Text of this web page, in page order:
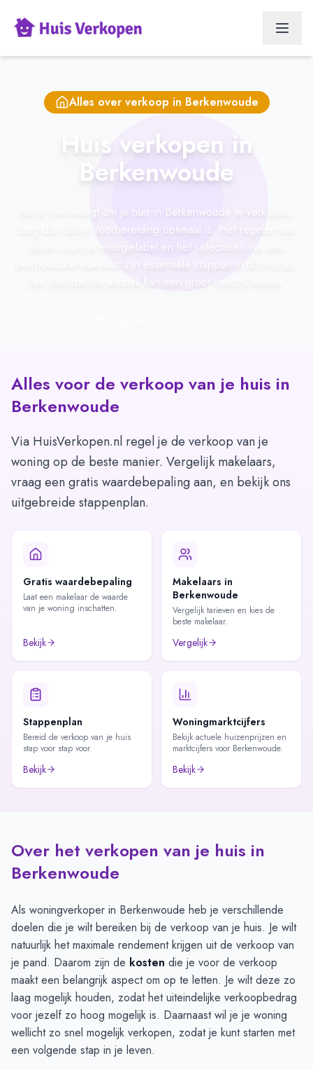
Alles over verkoop in Berkenwoude
Huis verkopen in
Berkenwoude
Als je overweegt om je huis in Berkenwoude te verkopen,
zorg dan dat je voorbereiding optimaal is. Het regelen van
zaken zoals je energielabel en het selecteren van een
betrouwbare makelaar zijn essentiële stappen in dit proces.
Een doordachte aanpak kan een groot verschil maken.
Alles voor de verkoop van je huis in
Berkenwoude
Via HuisVerkopen.nl regel je de verkoop van je
woning op de beste manier. Vergelijk makelaars,
vraag een gratis waardebepaling aan, en bekijk ons
uitgebreide stappenplan.
Gratis waardebepaling
Laat een makelaar de waarde
van je woning inschatten.
Bekijk
Makelaars in
Berkenwoude
Vergelijk tarieven en kies de
beste makelaar.
Vergelijk
Stappenplan
Bereid de verkoop van je huis
stap voor stap voor.
Bekijk
Woningmarktcijfers
Bekijk actuele huizenprijzen en
marktcijfers voor Berkenwoude.
Bekijk
Over het verkopen van je huis in
Berkenwoude
Als woningverkoper in Berkenwoude heb je verschillende
doelen die je wilt bereiken bij de verkoop van je huis. Je wilt
natuurlijk het maximale rendement krijgen uit de verkoop van
je pand. Daarom zijn de kosten die je voor de verkoop
maakt een belangrijk aspect om op te letten. Je wilt deze zo
laag mogelijk houden, zodat het uiteindelijke verkoopbedrag
voor jezelf zo hoog mogelijk is. Daarnaast wil je je woning
wellicht zo snel mogelijk verkopen, zodat je kunt starten met
een volgende stap in je leven.